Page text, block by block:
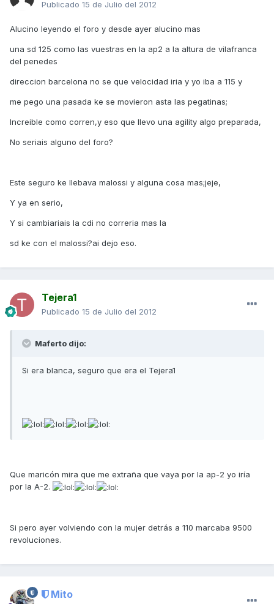
Publicado 15 de Julio del 2012
Alucino leyendo el foro y desde ayer alucino mas
una sd 125 como las vuestras en la ap2 a la altura de vilafranca
del penedes
direccion barcelona no se que velocidad iria y yo iba a 115 y
me pego una pasada ke se movieron asta las pegatinas;
Increible como corren,y eso que llevo una agility algo preparada,
No seriais alguno del foro?
Este seguro ke llebava malossi y alguna cosa mas;jeje,
Y ya en serio,
Y si cambiariais la cdi no correria mas la
sd ke con el malossi?ai dejo eso.
Tejera1
Publicado 15 de Julio del 2012
Maferto dijo:
Si era blanca, seguro que era el Tejera1
Que maricón mira que me extraña que vaya por la ap-2 yo iría
por la A-2.
Si pero ayer volviendo con la mujer detrás a 110 marcaba 9500
revoluciones.
Mito